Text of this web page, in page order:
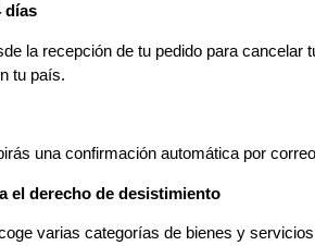
días
la recepción de tu pedido para
tu país.
una confirmación automática por
el derecho de desistimiento
varias categorías de bienes y